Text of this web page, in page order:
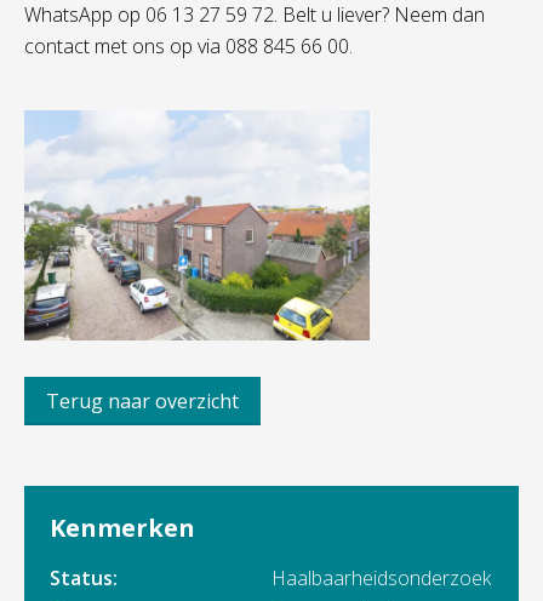
WhatsApp op 06 13 27 59 72. Belt u liever? Neem dan
contact met ons op via 088 845 66 00.
Terug naar overzicht
Kenmerken
Status:
Haalbaarheidsonderzoek